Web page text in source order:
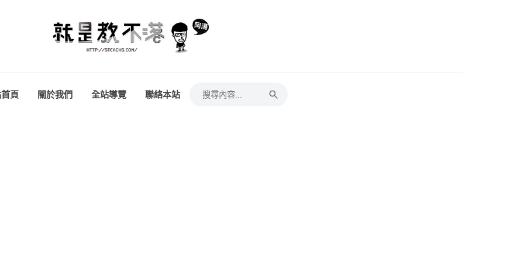
頁 關於我們 全站導覽 聯絡本站